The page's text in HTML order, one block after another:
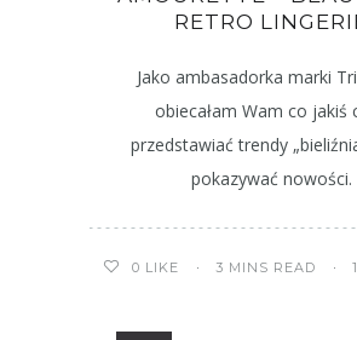
RETRO
Jako ambasadorka marki
obiecałam Wam co jakiś
przedstawiać trendy
pokazywać nowości.
0 LIKE 3 MINS READ